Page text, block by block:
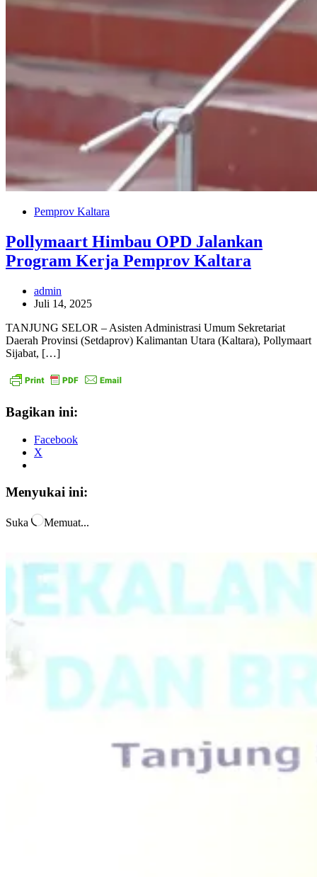
Pemprov Kaltara
Pollymaart Himbau OPD Jalankan
Program Kerja Pemprov Kaltara
admin
Juli 14, 2025
TANJUNG SELOR – Asisten Administrasi Umum Sekretariat
Daerah Provinsi (Setdaprov) Kalimantan Utara (Kaltara), Pollymaart
Sijabat, […]
Bagikan ini:
Facebook
X
Menyukai ini:
Suka Memuat...